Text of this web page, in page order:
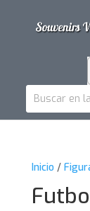
Inicio /